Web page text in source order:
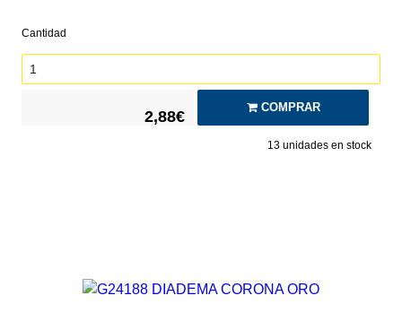
Cantidad
2,88€
COMPRAR
13unidades en stock